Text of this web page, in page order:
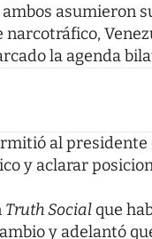
asumieron
la agenda
al
y aclarar
Truth Socialque
y adelantó